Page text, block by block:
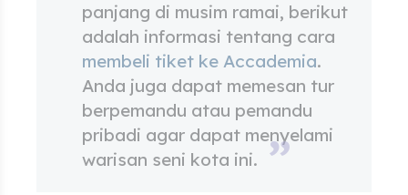
panjang di musim ramai, berikut
adalah informasi tentang cara
membeli tiket ke Accademia.
Anda juga dapat memesan tur
berpemandu atau pemandu
pribadi agar dapat menyelami
warisan seni kota ini.